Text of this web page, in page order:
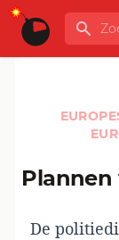
Ga naar de
GLOBALINFO
Zoeken
De